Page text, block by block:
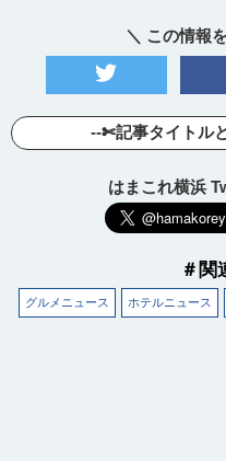
＼ この情報
--✄記事タイトル
はまこれ横浜
＃関
グルメニュース ホテルニュース